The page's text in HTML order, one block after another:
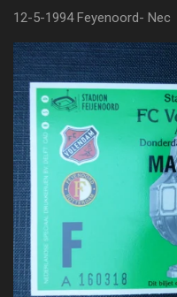
12-5-1994 Feyenoord- Nec